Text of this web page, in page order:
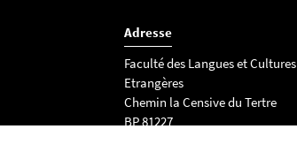
Adresse
Faculté des Langues et Cultures
Etrangères
Chemin la Censive du Tertre
BP 81227